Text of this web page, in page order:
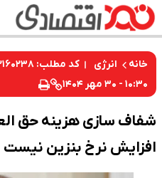
خانه انرژی
کد مطلب: ۲۱۶۰۲۳۸
۱۰:۳۰ - ۳۰ مهر ۱۴۰۴
شفاف سازی هزینه حق
افزایش نرخ بنزین نیست